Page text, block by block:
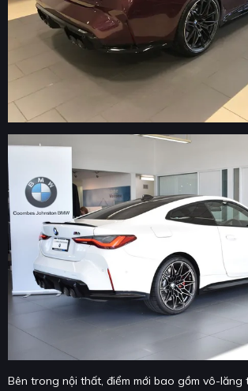
Bên trong nội thất, điểm mới bao gồm vô-lăng